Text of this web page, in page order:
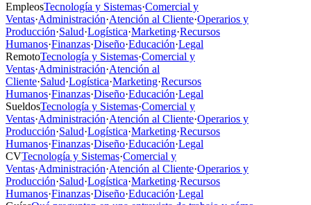
EmpleosTecnología y Sistemas·Comercial y
Ventas·Administración·Atención al Cliente·Operarios y
Producción·Salud·Logística·Marketing·Recursos
Humanos·Finanzas·Diseño·Educación·Legal
RemotoTecnología y Sistemas·Comercial y
Ventas·Administración·Atención al
Cliente·Salud·Logística·Marketing·Recursos
Humanos·Finanzas·Diseño·Educación·Legal
SueldosTecnología y Sistemas·Comercial y
Ventas·Administración·Atención al Cliente·Operarios y
Producción·Salud·Logística·Marketing·Recursos
Humanos·Finanzas·Diseño·Educación·Legal
CVTecnología y Sistemas·Comercial y
Ventas·Administración·Atención al Cliente·Operarios y
Producción·Salud·Logística·Marketing·Recursos
Humanos·Finanzas·Diseño·Educación·Legal